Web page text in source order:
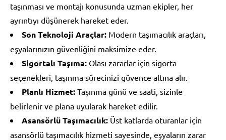
taşınması ve montajı konusunda uzman ekipler, her
ayrıntıyı düşünerek hareket eder.
Son Teknoloji Araçlar: Modern taşımacılık araçları,
eşyalarınızın güvenliğini maksimize eder.
Sigortalı Taşıma: Olası zararlar için sigorta
seçenekleri, taşınma sürecinizi güvence altına alır.
Planlı Hizmet: Taşınma günü ve saati, sizinle
belirlenir ve plana uyularak hareket edilir.
Asansörlü Taşımacılık: Üst katlarda oturanlar için
asansörlü taşımacılık hizmeti sayesinde, eşyaların zarar